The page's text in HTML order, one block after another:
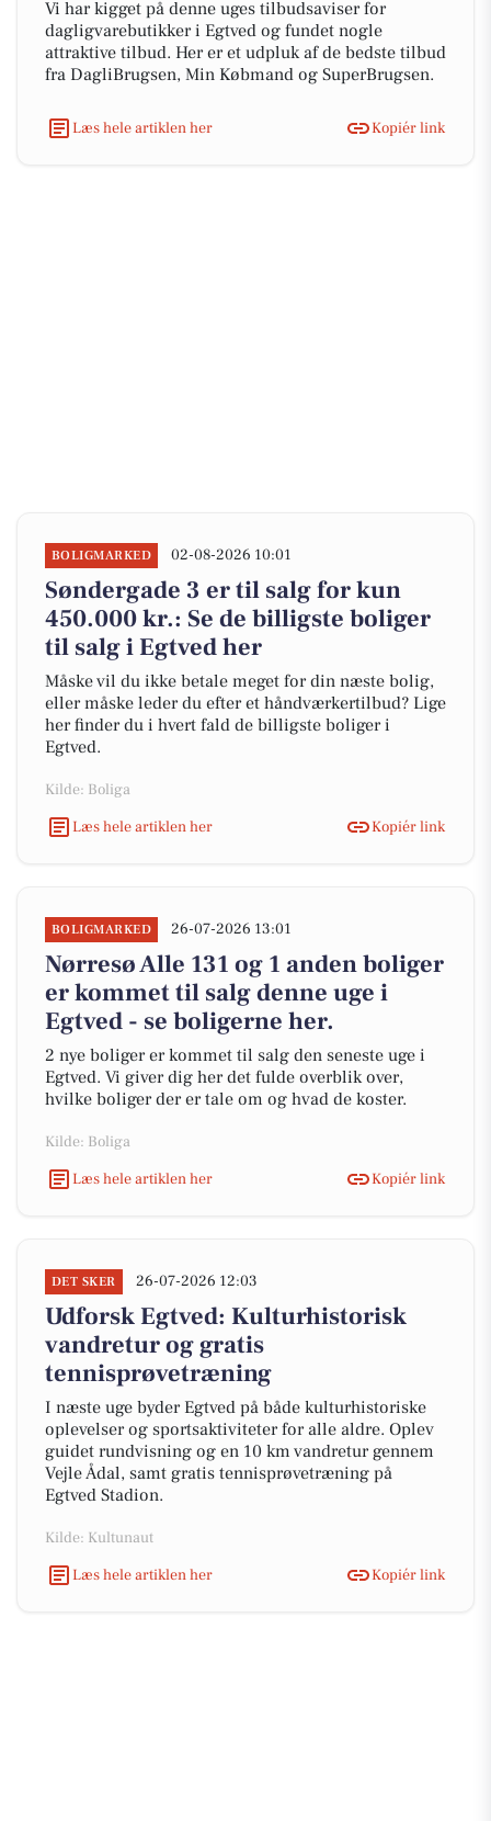
Vi har kigget på denne uges tilbudsaviser for
dagligvarebutikker i Egtved og fundet nogle
attraktive tilbud. Her er et udpluk af de bedste tilbud
fra DagliBrugsen, Min Købmand og SuperBrugsen.
Læs hele artiklen her Kopiér link
BOLIGMARKED 02-08-2026 10:01
Søndergade 3 er til salg for kun
450.000 kr.: Se de billigste boliger
til salg i Egtved her
Måske vil du ikke betale meget for din næste bolig,
eller måske leder du efter et håndværkertilbud? Lige
her finder du i hvert fald de billigste boliger i
Egtved.
Kilde: Boliga
Læs hele artiklen her
Kopiér link
BOLIGMARKED 26-07-2026 13:01
Nørresø Alle 131 og 1 anden boliger
er kommet til salg denne uge i
Egtved - se boligerne her.
2 nye boliger er kommet til salg den seneste uge i
Egtved. Vi giver dig her det fulde overblik over,
hvilke boliger der er tale om og hvad de koster.
Kilde: Boliga
Læs hele artiklen her
Kopiér link
DET SKER 26-07-2026 12:03
Udforsk Egtved: Kulturhistorisk
vandretur og gratis
tennisprøvetræning
I næste uge byder Egtved på både kulturhistoriske
oplevelser og sportsaktiviteter for alle aldre. Oplev
guidet rundvisning og en 10 km vandretur gennem
Vejle Ådal, samt gratis tennisprøvetræning på
Egtved Stadion.
Kilde: Kultunaut
Læs hele artiklen her
Kopiér link